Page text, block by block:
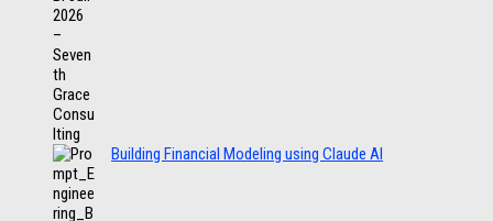
Building Financial Modeling using Claude AI